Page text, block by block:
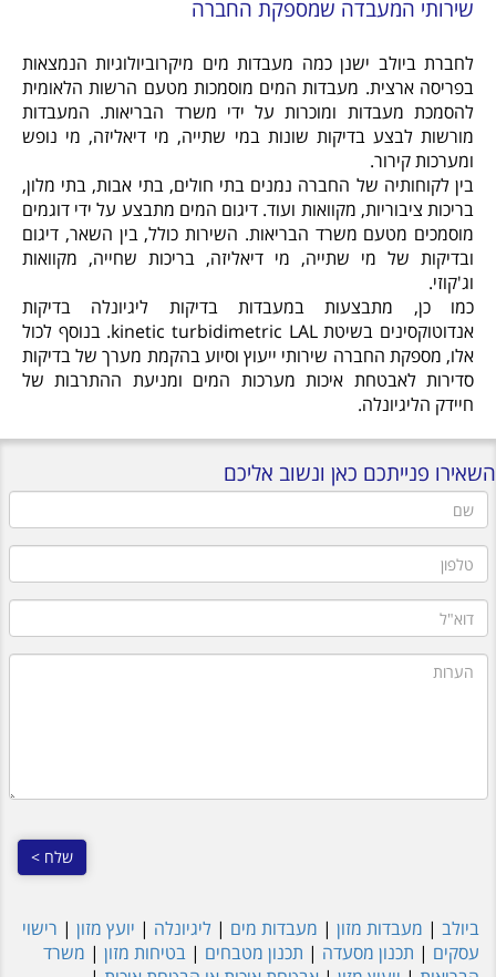
שירותי המעבדה שמספקת החברה
לחברת ביולב ישנן כמה מעבדות מים מיקרוביולוגיות הנמצאות
בפריסה ארצית. מעבדות המים מוסמכות מטעם הרשות הלאומית
להסמכת מעבדות ומוכרות על ידי משרד הבריאות. המעבדות
מורשות לבצע בדיקות שונות במי שתייה, מי דיאליזה, מי נופש
ומערכות קירור.
בין לקוחותיה של החברה נמנים בתי חולים, בתי אבות, בתי מלון,
בריכות ציבוריות, מקוואות ועוד. דיגום המים מתבצע על ידי דוגמים
מוסמכים מטעם משרד הבריאות. השירות כולל, בין השאר, דיגום
ובדיקות של מי שתייה, מי דיאליזה, בריכות שחייה, מקוואות
וג'קוזי.
כמו כן, מתבצעות במעבדות בדיקות ליגיונלה בדיקות
אנדוטוקסינים בשיטת kinetic turbidimetric LAL. בנוסף לכול
אלו, מספקת החברה שירותי ייעוץ וסיוע בהקמת מערך של בדיקות
סדירות לאבטחת איכות מערכות המים ומניעת ההתרבות של
חיידק הליגיונלה.
השאירו פנייתכם כאן ונשוב אליכם
שם
טלפון
דוא"ל
הערות
ביולב | מעבדות מזון | מעבדות מים | ליגיונלה | יועץ מזון | רישוי
עסקים | תכנון מסעדה | תכנון מטבחים | בטיחות מזון | משרד